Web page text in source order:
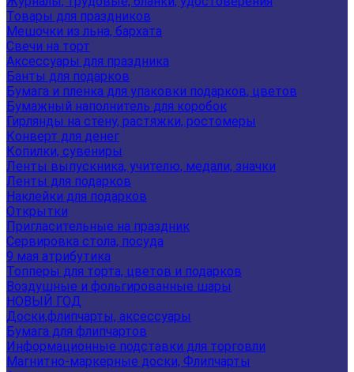
Товары для праздников
Мешочки из льна, бархата
Свечи на торт
Аксессуары для праздника
Банты для подарков
Бумага и пленка для упаковки подарков, цветов
Бумажный наполнитель для коробок
Гирлянды на стену, растяжки, ростомеры
Конверт для денег
Копилки, сувениры
Ленты выпускника, учителю, медали, значки
Ленты для подарков
Наклейки для подарков
Открытки
Пригласительные на праздник
Сервировка стола, посуда
9 мая атрибутика
Топперы для торта, цветов и подарков
Воздушные и фольгированные шары
НОВЫЙ ГОД
Доски,флипчарты, аксессуары
Бумага для флипчартов
Информационные подставки для торговли
Магнитно-маркерные доски, Флипчарты